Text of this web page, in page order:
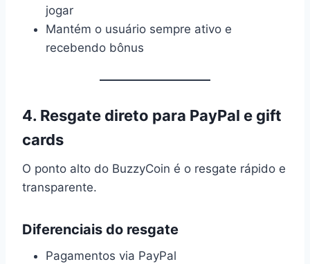
jogar
Mantém o usuário sempre ativo e
recebendo bônus
4. Resgate direto para PayPal e gift
cards
O ponto alto do BuzzyCoin é o resgate rápido e
transparente.
Diferenciais do resgate
Pagamentos via PayPal